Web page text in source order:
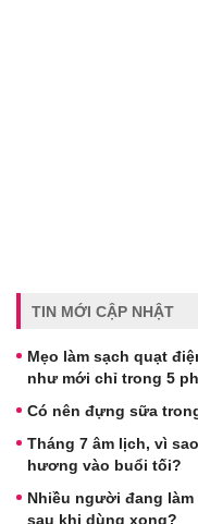
TIN MỚI CẬP NHẬT
Mẹo làm sạch quạt
như mới chỉ trong 5
Có nên đựng sữa
Tháng 7 âm lịch, vì
hương vào buổi tối?
Nhiều người đang
sau khi dùng xong?